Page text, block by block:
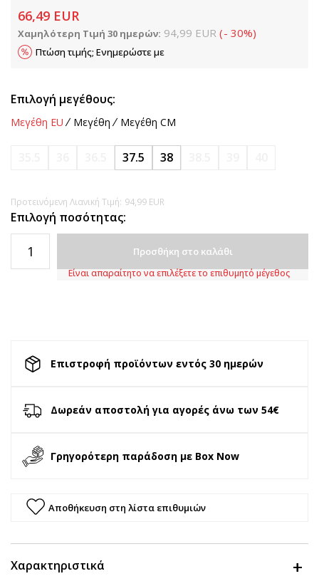
66,49 EUR
Χαμηλότερη Τιμή 30 ημερών: 94,99 EUR (- 30%)
Πτώση τιμής; Ενημερώστε με
Επιλογή μεγέθους:
Μεγέθη EU Μεγέθη Μεγέθη CM
37.5 38
Προτεινόμενη Λιανική Τιμή: 94,99 EUR
Επιλογή ποσότητας:
Προσθήκη στο καλάθι
Είναι απαραίτητο να επιλέξετε το επιθυμητό μέγεθος
Επιστροφή προϊόντων εντός 30 ημερών
Δωρεάν αποστολή για αγορές άνω των 54€
Γρηγορότερη παράδοση με Box Now
Αποθήκευση στη λίστα επιθυμιών
Χαρακτηριστικά